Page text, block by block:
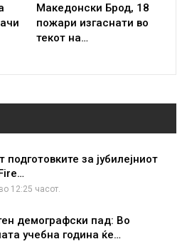
Македонски Брод, 18
пожари изгаснати во
текот на…
подготовките за јубилејниот
12:25 часот.
демографски пад: Во
учебна година ќе…